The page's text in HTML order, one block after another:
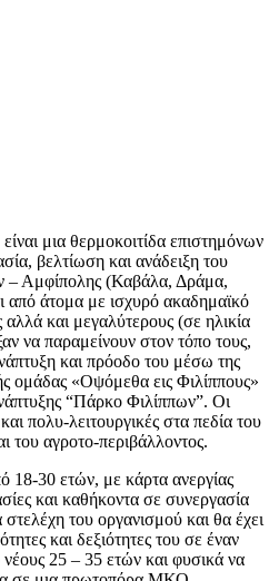
μια θερμοκοιτίδα επιστημόνων
βελτίωση και ανάδειξη του
– Αμφίπολης (Καβάλα, Δράμα,
από άτομα με ισχυρό ακαδημαϊκό
και μεγαλύτερους (σε ηλικία
να παραμείνουν στον τόπο τους,
και πρόοδο του μέσω της
ομάδας «Οψόμεθα εις Φιλίππους»
“Πάρκο Φιλίππων”. Οι
πολυ-λειτουργικές στα πεδία του
του αγροτο-περιβάλλοντος.
18-30 ετών, με κάρτα ανεργίας
και καθήκοντα σε συνεργασία
του οργανισμού και θα έχει
και δεξιότητες του σε έναν
νέους 25 – 35 ετών και φυσικά να